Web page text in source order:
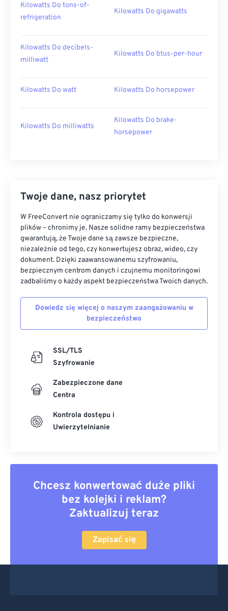
Kilowatts Do tons-of-
refrigeration
Kilowatts Do gigawatts
Kilowatts Do decibels-
milliwatt
Kilowatts Do btus-per-hour
Kilowatts Do watt Kilowatts Do horsepower
Kilowatts Do milliwatts
Kilowatts Do brake-
horsepower
Twoje dane, nasz priorytet
W FreeConvert nie ograniczamy się tylko do konwersji
plików – chronimy je. Nasze solidne ramy bezpieczeństwa
gwarantują, że Twoje dane są zawsze bezpieczne,
niezależnie od tego, czy konwertujesz obraz, wideo, czy
dokument. Dzięki zaawansowanemu szyfrowaniu,
bezpiecznym centrom danych i czujnemu monitoringowi
zadbaliśmy o każdy aspekt bezpieczeństwa Twoich danych.
Dowiedz się więcej o naszym zaangażowaniu w
bezpieczeństwo
SSL/TLS
Szyfrowanie
Zabezpieczone dane
Centra
Kontrola dostępu i
Uwierzytelnianie
Chcesz konwertować duże pliki
bez kolejki i reklam?
Zaktualizuj teraz
Zapisać się